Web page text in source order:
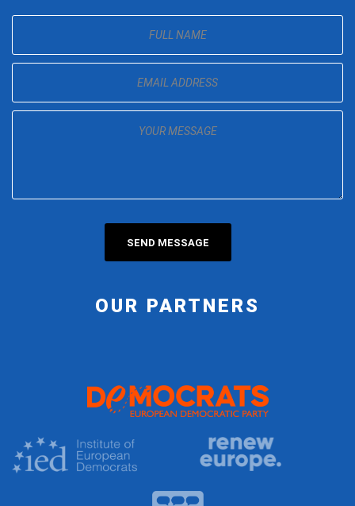
OUR PARTNERS